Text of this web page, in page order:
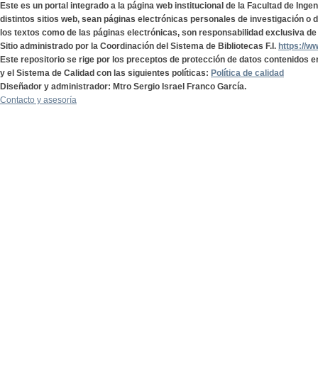
Este es un portal integrado a la página web institucional de la Facultad de
distintos sitios web, sean páginas electrónicas personales de investigación o
los textos como de las páginas electrónicas, son responsabilidad exclusiva
Sitio administrado por la Coordinación del Sistema de Bibliotecas F.I. https://
Este repositorio se rige por los preceptos de protección de datos contenidos
y el Sistema de Calidad con las siguientes políticas: Política de calidad
Diseñador y administrador: Mtro Sergio Israel Franco García.
Contacto y asesoría